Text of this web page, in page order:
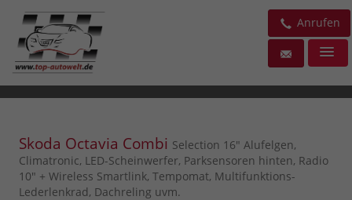
Anrufen
Skoda Octavia Combi Selection 16" Alufelgen,
Climatronic, LED-Scheinwerfer, Parksensoren hinten, Radio
10" + Wireless Smartlink, Tempomat, Multifunktions-
Lederlenkrad, Dachreling uvm.